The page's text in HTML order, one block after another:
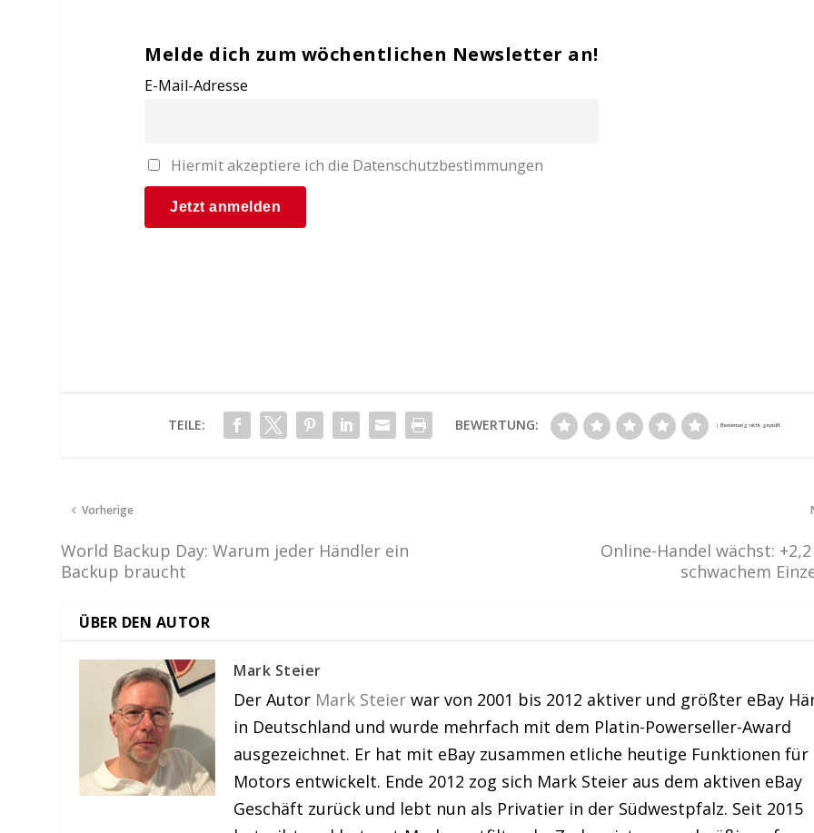
Melde dich zum wöchentlichen Newsletter an!
E-Mail-Adresse
Hiermit akzeptiere ich die Datenschutzbestimmungen
TEILE: BEWERTUNG:
Vorherige
World Backup Day: Warum jeder Händler ein
Backup braucht
Online-Handel wächst:
schwachem
ÜBER DEN AUTOR
Mark Steier
Der Autor Mark Steier war von 2001 bis 2012 aktiver und größter eBay
in Deutschland und wurde mehrfach mit dem Platin-Powerseller-Award
ausgezeichnet. Er hat mit eBay zusammen etliche heutige Funktionen für
Motors entwickelt. Ende 2012 zog sich Mark Steier aus dem aktiven eBay
Geschäft zurück und lebt nun als Privatier in der Südwestpfalz. Seit 2015